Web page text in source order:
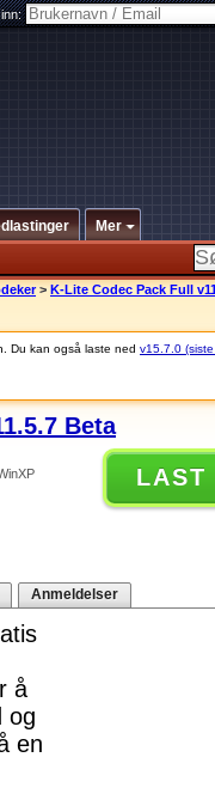
inn:
Mer
> K-Lite Codec Pack Full
Du kan også laste ned v15.7.0
Beta
LAST
Anmeldelser
å
og
en